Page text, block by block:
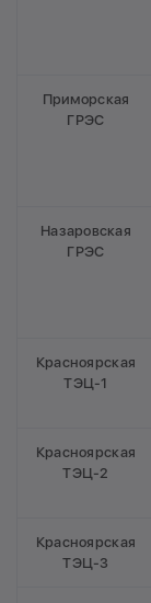
Приморская
ГРЭС
Назаровская
ГРЭС
Красноярская
ТЭЦ-1
Красноярская
ТЭЦ-2
Красноярская
ТЭЦ-3